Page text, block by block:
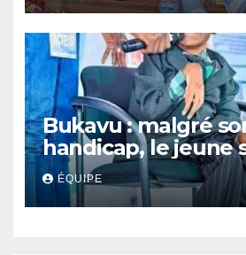
Bukavu : malgré
handicap, le jeune
Akonkwa Kenyata
lance un appel à
pour poursuivre
ÉQUIPE